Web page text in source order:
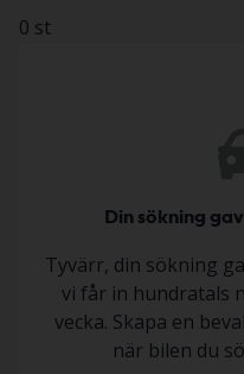
0 st
Din sökning
Tyvärr, din sökning
vi får in hundratals
vecka. Skapa en
när bilen du